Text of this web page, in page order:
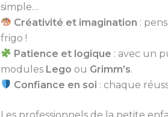
simple…
Créativité et imagination :
frigo !
Patience et logique : avec un
modules Lego ou Grimm’s.
Confiance en soi : chaque